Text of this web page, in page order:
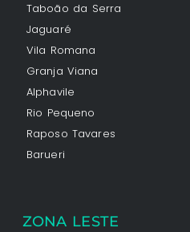
Taboão da Serra
Jaguaré
Vila Romana
Granja Viana
Alphavile
Rio Pequeno
Raposo Tavares
Barueri
ZONA LESTE